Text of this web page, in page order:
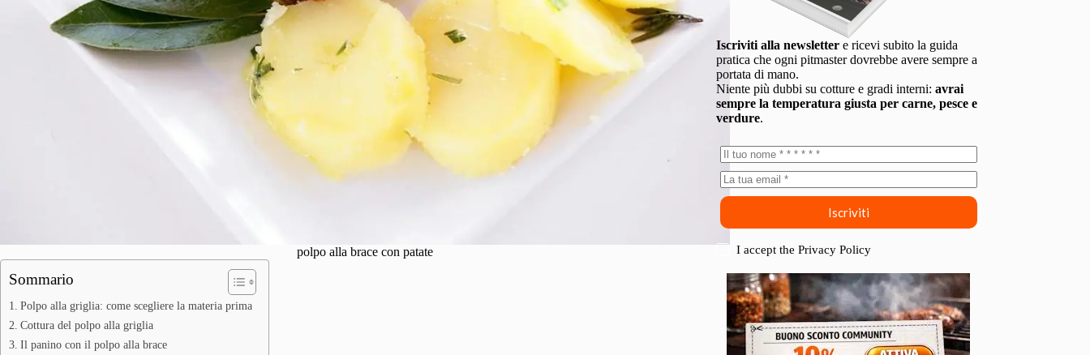
polpo alla brace con patate
Sommario
Polpo alla griglia: come scegliere la materia prima
Cottura del polpo alla griglia
Il panino con il polpo alla brace
Iscriviti alla newsletter e ricevi subito la guida
pratica che ogni pitmaster dovrebbe avere sempre a
portata di mano.
Niente più dubbi su cotture e gradi interni:avrai
sempre la temperatura giusta per carne, pesce e
verdure.
Iscriviti
I accept thePrivacy Policy